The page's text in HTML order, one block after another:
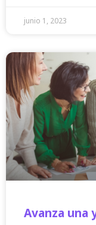
junio 1, 2023
Avanza una